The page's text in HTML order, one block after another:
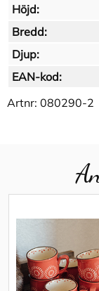
Höjd:
Bredd:
Djup:
EAN-kod:
Artnr: 080290-2